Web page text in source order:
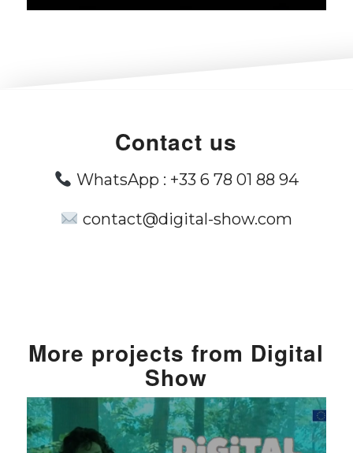
Contact us
WhatsApp : +33 6 78 01 88 94
contact@digital-show.com
More projects from Digital
Show